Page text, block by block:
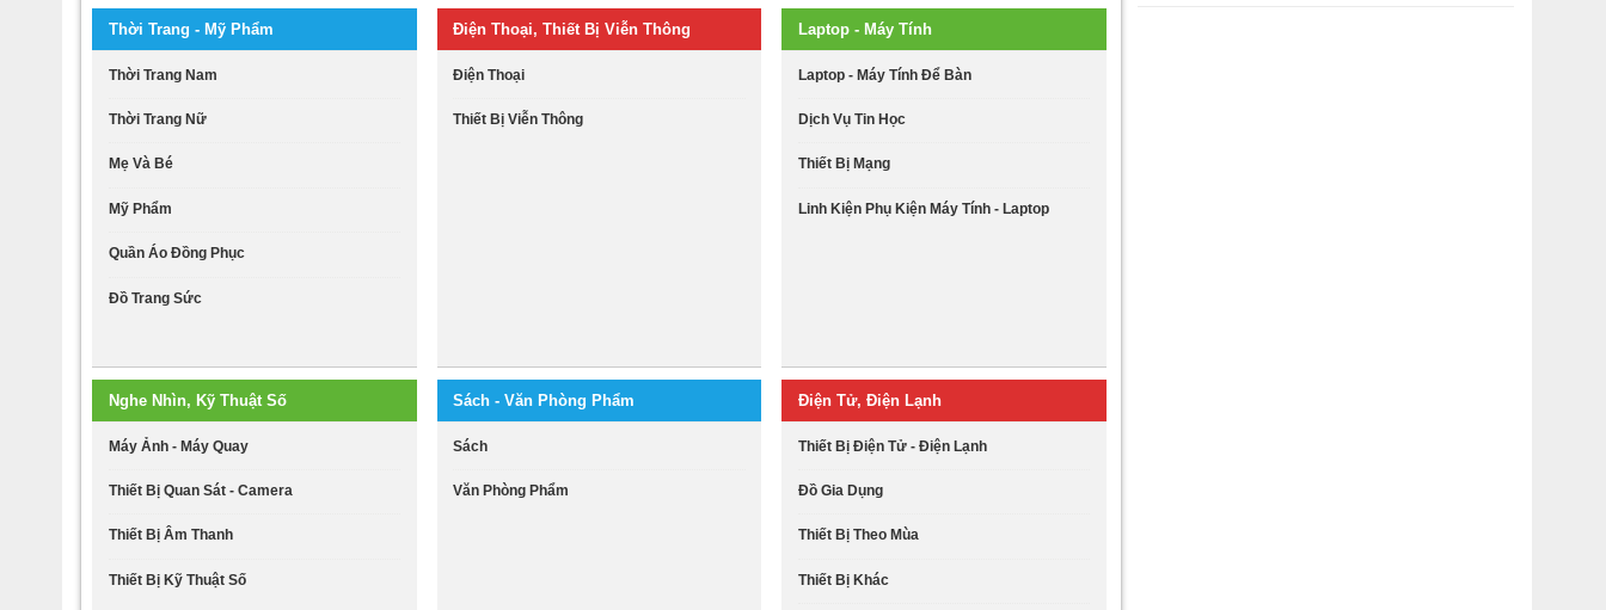
Thời Trang - Mỹ Phẩm
Thời Trang Nam
Thời Trang Nữ
Mẹ Và Bé
Mỹ Phẩm
Quần Áo Đồng Phục
Đồ Trang Sức
Điện Thoại, Thiết Bị Viễn Thông
Điện Thoại
Thiết Bị Viễn Thông
Laptop - Máy Tính
Laptop - Máy Tính Để Bàn
Dịch Vụ Tin Học
Thiết Bị Mạng
Linh Kiện Phụ Kiện Máy Tính - Laptop
Nghe Nhìn, Kỹ Thuật Số
Máy Ảnh - Máy Quay
Thiết Bị Quan Sát - Camera
Thiết Bị Âm Thanh
Thiết Bị Kỹ Thuật Số
Sách - Văn Phòng Phẩm
Sách
Văn Phòng Phẩm
Điện Tử, Điện Lạnh
Thiết Bị Điện Tử - Điện Lạnh
Đồ Gia Dụng
Thiết Bị Theo Mùa
Thiết Bị Khác